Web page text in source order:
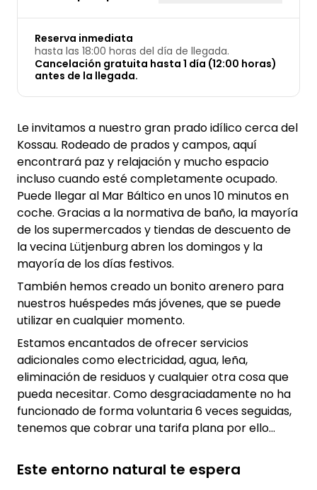
Reserva inmediata
hasta las 18:00 horas del día de llegada.
Cancelación gratuita hasta 1 día (12:00 horas)
antes de la llegada.
Le invitamos a nuestro gran prado idílico cerca del
Kossau. Rodeado de prados y campos, aquí
encontrará paz y relajación y mucho espacio
incluso cuando esté completamente ocupado.
Puede llegar al Mar Báltico en unos 10 minutos en
coche. Gracias a la normativa de baño, la mayoría
de los supermercados y tiendas de descuento de
la vecina Lütjenburg abren los domingos y la
mayoría de los días festivos.
También hemos creado un bonito arenero para
nuestros huéspedes más jóvenes, que se puede
utilizar en cualquier momento.
Estamos encantados de ofrecer servicios
adicionales como electricidad, agua, leña,
eliminación de residuos y cualquier otra cosa que
pueda necesitar. Como desgraciadamente no ha
funcionado de forma voluntaria 6 veces seguidas,
tenemos que cobrar una tarifa plana por ello...
Este entorno natural te espera